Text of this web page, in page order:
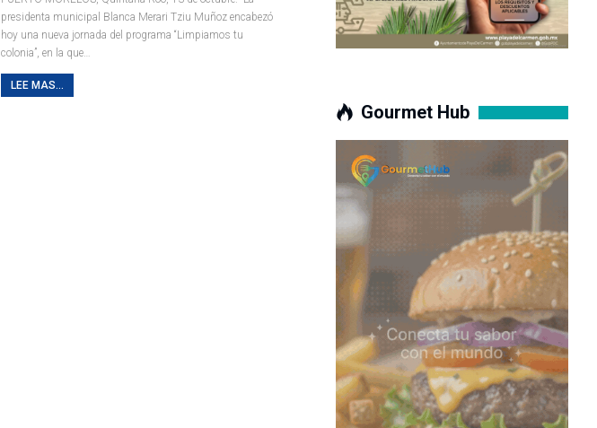
presidenta municipal Blanca Merari Tziu Muñoz encabezó
hoy una nueva jornada del programa “Limpiamos tu
colonia”, en la que
LEE MAS...
Gourmet Hub